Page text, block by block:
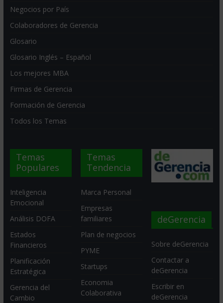
Negocios por País
Colaboradores de Gerencia
Glosario
Glosario Inglés – Español
Los mejores MBA
Firmas de Gerencia
Formación de Gerencia
Todos los Temas
Temas
Populares
Inteligencia
Emocional
Análisis DOFA
Estados
Financieros
Planificación
Estratégica
Gerencia del
Cambio
Temas
Tendencia
Marca Personal
Empresas
familiares
Plan de negocios
PYME
Startups
Economia
Colaborativa
deGerencia
Sobre deGerencia
Contactar a
deGerencia
Escribir en
deGerencia